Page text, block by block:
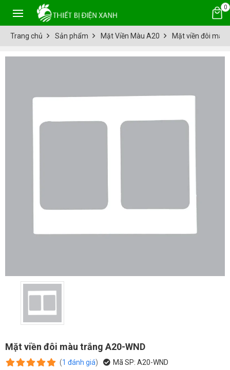
0
Trang chủ Sản phẩm Mặt Viền Màu A20 Mặt viền đôi màu
Mặt viền đôi màu trắng A20-WND
(1 đánh giá) Mã SP: A20-WND